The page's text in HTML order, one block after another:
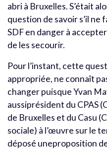
abri à Bruxelles. S’était
question de savoir s’il ne
SDF en danger à
de les secourir.
Pour l’instant, cette
appropriée, ne connaît
changer puisque Yvan
aussiprésident du CPAS
de Bruxelles et du Casu
sociale) à l’œuvre sur le
déposé uneproposition